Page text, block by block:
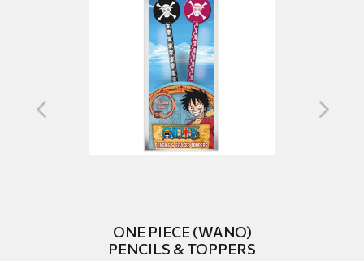
ONE PIECE (WANO)
PENCILS & TOPPERS